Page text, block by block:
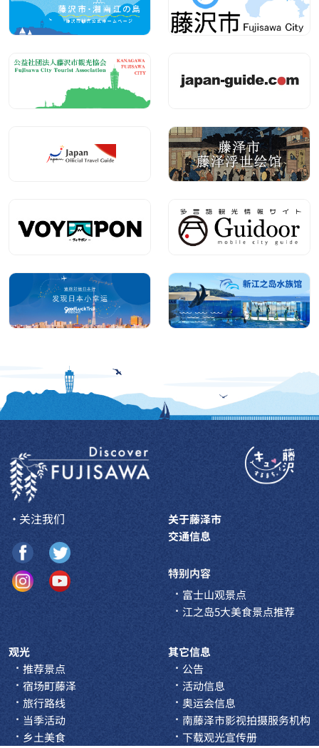
关于藤泽市
交通信息
特别内容
富士山观景点
江之岛5大美食景点推荐
观光
推荐景点
宿场町藤泽
旅行路线
当季活动
乡土美食
其它信息
公告
活动信息
奥运会信息
南藤泽市影视拍摄服务机构
下载观光宣传册
・关注我们